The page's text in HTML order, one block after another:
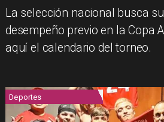
La selección nacional busca
desempeño previo en la Copa
aquí el calendario del torneo.
Deportes